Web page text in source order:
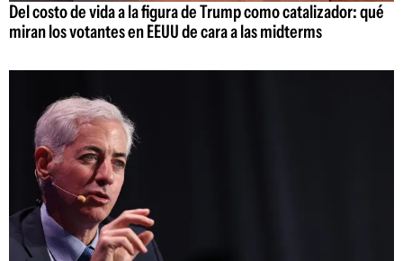
Del costo de vida a la figura de Trump como catalizador: qué
miran los votantes en EEUU de cara a las midterms